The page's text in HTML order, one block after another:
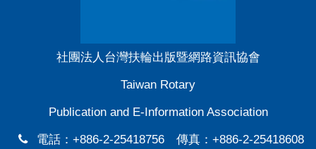
社團法人台灣扶輪出版暨網路資訊協會
Taiwan Rotary
Publication and E-Information Association
電話：+886-2-25418756 傳真：+886-2-25418608